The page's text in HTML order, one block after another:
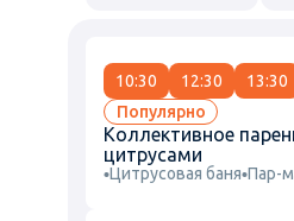
10:30 12:30 13:30
Популярно
Коллективное
цитрусами
Цитрусовая баня Пар-